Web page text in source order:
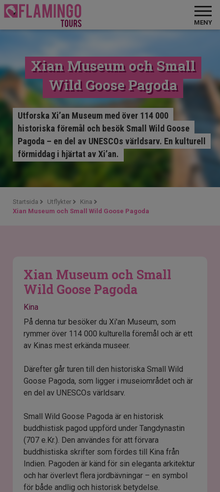
MENY
Xian Museum och Small
Wild Goose Pagoda
Utforska Xi’an Museum med över 114 000
historiska föremål och besök Small Wild Goose
Pagoda – en del av UNESCOs världsarv. En kulturell
förmiddag i hjärtat av Xi’an.
Startsida Utflykter
Kina
Xian Museum och Small Wild Goose Pagoda
Xian Museum och Small
Wild Goose Pagoda
Kina
På denna tur besöker du Xi'an Museum, som
rymmer över 114 000 kulturella föremål och är ett
av Kinas mest erkända museer.
Därefter går turen till den historiska Small Wild
Goose Pagoda, som ligger i museiområdet och är
en del av UNESCOs världsarv.
Small Wild Goose Pagoda är en historisk
buddhistisk pagod uppförd under Tangdynastin
(707 e.Kr.). Den användes för att förvara
buddhistiska skrifter som fördes till Kina från
Indien. Pagoden är känd för sin eleganta arkitektur
och har överlevt flera jordbävningar – en symbol
för både andlig och historisk betydelse.